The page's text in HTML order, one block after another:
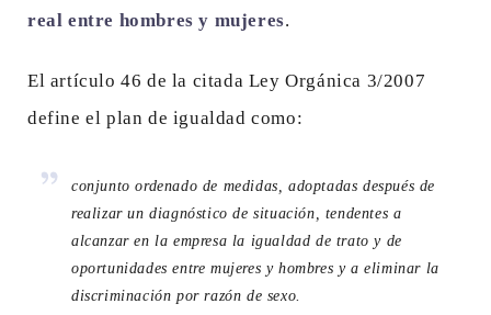
real entre hombres y mujeres.
El artículo 46 de la citada Ley Orgánica 3/2007
define el plan de igualdad como:
conjunto ordenado de medidas, adoptadas después de
realizar un diagnóstico de situación, tendentes a
alcanzar en la empresa la igualdad de trato y de
oportunidades entre mujeres y hombres y a eliminar la
discriminación por razón de sexo.